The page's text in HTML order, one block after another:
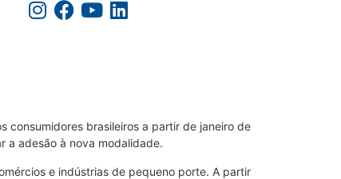
consumidores brasileiros a partir de janeiro de
a adesão à nova modalidade.
e indústrias de pequeno porte. A partir